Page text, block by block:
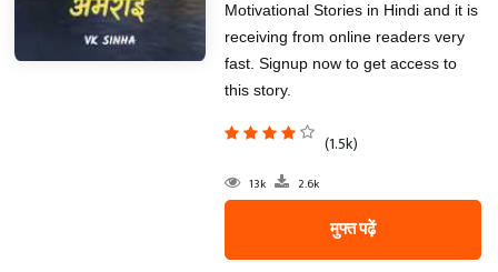
Motivational Stories in Hindi and it is
receiving from online readers very
fast. Signup now to get access to
this story.
(1.5k)
13k 2.6k
मुफ्त पढ़ें